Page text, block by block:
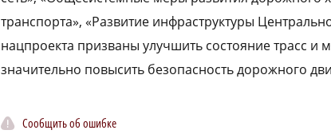
транспорта», «Развитие инфраструктуры
нацпроекта призваны улучшить состояние трасс и
значительно повысить безопасность дорожного
Сообщить об ошибке